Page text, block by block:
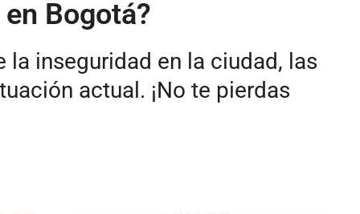
Bogotá?
la inseguridad en la ciudad, las
actual. ¡No te pierdas